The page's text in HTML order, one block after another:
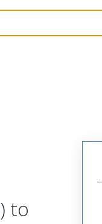
1300621188
to